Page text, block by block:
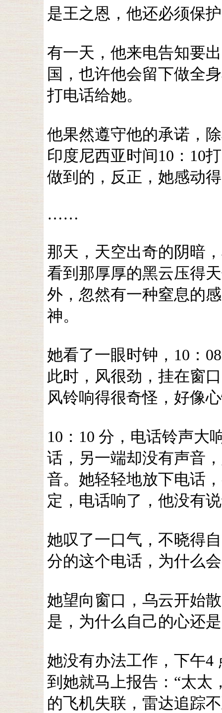
是王之恩，他还必须保
有一天，他来电告知要
国，也许他会留下做全
打电话给她。
他果然遵守他的承诺，
印度尼西亚时间10：10
做到的，反正，她感动
……
那天，天空出奇的阴暗
看到那厚厚的黑云压得
外，忽然有一种窒息的
神。
她看了一眼时钟，10：
此时，风很劲，挂在窗
风铃响得很奇怪，好像
10：10 分，电话铃声大
话，另一端却没有声音
音。她轻轻地放下电话
定，电话响了，他没有
她叹了一口气，不晓得
分的这个电话，为什么
她望向窗口，乌云开始
是，为什么自己的心还
她没有办法工作，下午4
到她就马上报告：“太太
的飞机失联，雷达追踪